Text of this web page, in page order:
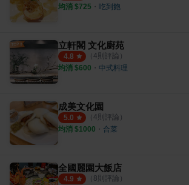
均消 $725 ・ 吃到飽
立軒閣 文化廚苑
4.8 （ 4則評論）
均消 $600 ・ 中式料理
成美文化園
5.0 （ 4則評論）
均消 $1000 ・ 合菜
全國麗園大飯店
4.9 （ 8則評論）